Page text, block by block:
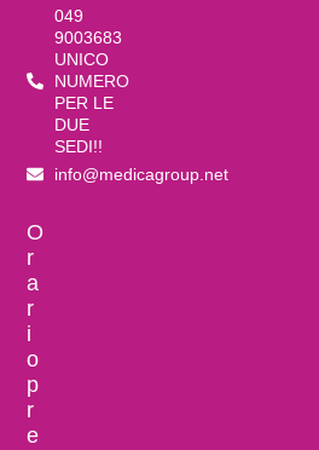
049
9003683
UNICO
NUMERO
PER LE
DUE
SEDI!!
info@medicagroup.net
O
r
a
r
i
o
p
r
e